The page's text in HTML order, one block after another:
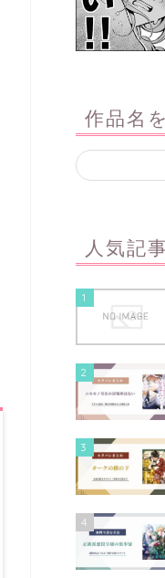
作品名
人気記
1
2
3
4